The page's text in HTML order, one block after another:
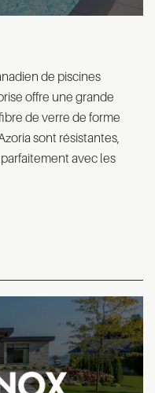
de piscines
offre une grande
de verre de forme
sont résistantes,
avec les